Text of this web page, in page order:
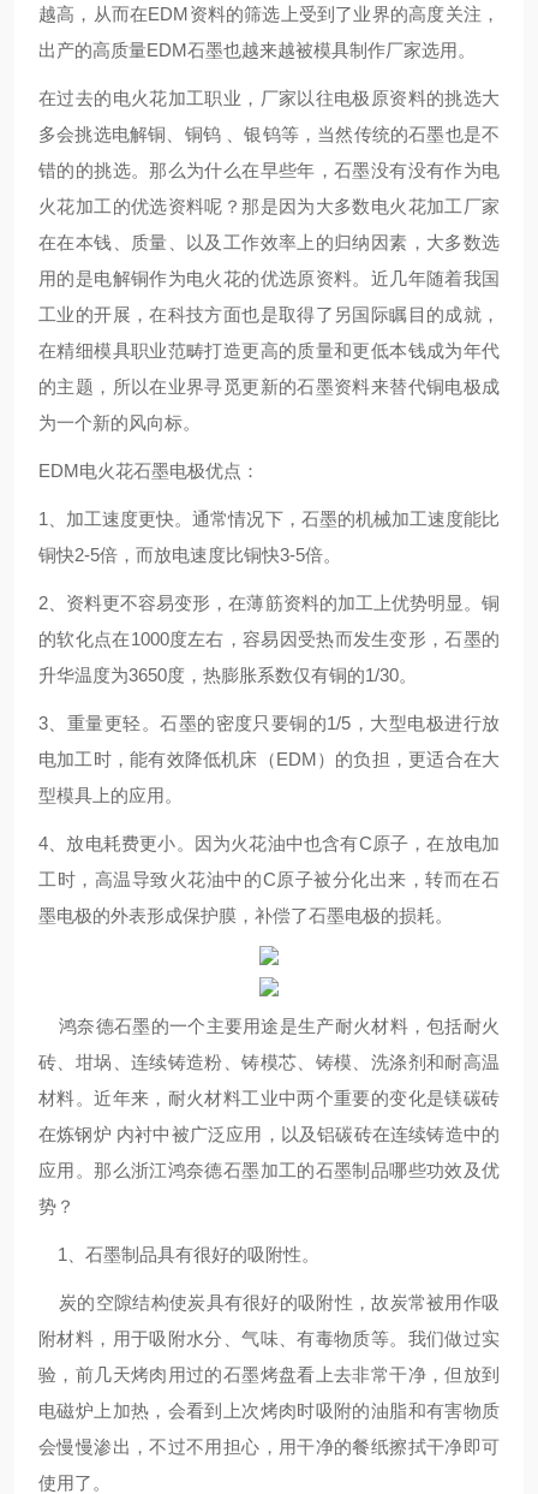
越高，从而在EDM资料的筛选上受到了业界的高度关注，
出产的高质量EDM石墨也越来越被模具制作厂家选用。
在过去的电火花加工职业，厂家以往电极原资料的挑选大
多会挑选电解铜、铜钨 、银钨等，当然传统的石墨也是不
错的的挑选。那么为什么在早些年，石墨没有没有作为电
火花加工的优选资料呢？那是因为大多数电火花加工厂家
在在本钱、质量、以及工作效率上的归纳因素，大多数选
用的是电解铜作为电火花的优选原资料。近几年随着我国
工业的开展，在科技方面也是取得了另国际瞩目的成就，
在精细模具职业范畴打造更高的质量和更低本钱成为年代
的主题，所以在业界寻觅更新的石墨资料来替代铜电极成
为一个新的风向标。
EDM电火花石墨电极优点：
1、加工速度更快。通常情况下，石墨的机械加工速度能比
铜快2-5倍，而放电速度比铜快3-5倍。
2、资料更不容易变形，在薄筋资料的加工上优势明显。铜
的软化点在1000度左右，容易因受热而发生变形，石墨的
升华温度为3650度，热膨胀系数仅有铜的1/30。
3、重量更轻。石墨的密度只要铜的1/5，大型电极进行放
电加工时，能有效降低机床（EDM）的负担，更适合在大
型模具上的应用。
4、放电耗费更小。因为火花油中也含有C原子，在放电加
工时，高温导致火花油中的C原子被分化出来，转而在石
墨电极的外表形成保护膜，补偿了石墨电极的损耗。
鸿奈德石墨的一个主要用途是生产耐火材料，包括耐火
砖、坩埚、连续铸造粉、铸模芯、铸模、洗涤剂和耐高温
材料。近年来，耐火材料工业中两个重要的变化是镁碳砖
在炼钢炉 内衬中被广泛应用，以及铝碳砖在连续铸造中的
应用。那么浙江鸿奈德石墨加工的石墨制品哪些功效及优
势？
1、石墨制品具有很好的吸附性。
炭的空隙结构使炭具有很好的吸附性，故炭常被用作吸
附材料，用于吸附水分、气味、有毒物质等。我们做过实
验，前几天烤肉用过的石墨烤盘看上去非常干净，但放到
电磁炉上加热，会看到上次烤肉时吸附的油脂和有害物质
会慢慢渗出，不过不用担心，用干净的餐纸擦拭干净即可
使用了。